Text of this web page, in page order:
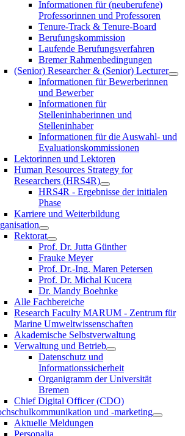
Informationen für (neuberufene)
Professorinnen und Professoren
Tenure-Track & Tenure-Board
Berufungskommission
Laufende Berufungsverfahren
Bremer Rahmenbedingungen
(Senior) Researcher & (Senior) Lecturer
Informationen für Bewerberinnen
und Bewerber
Informationen für
Stelleninhaberinnen und
Stelleninhaber
Informationen für die Auswahl- und
Evaluationskommissionen
Lektorinnen und Lektoren
Human Resources Strategy for
Researchers (HRS4R)
HRS4R - Ergebnisse der initialen
Phase
Karriere und Weiterbildung
Rektorat
Prof. Dr. Jutta Günther
Frauke Meyer
Prof. Dr.-Ing. Maren Petersen
Prof. Dr. Michal Kucera
Dr. Mandy Boehnke
Alle Fachbereiche
Research Faculty MARUM - Zentrum für
Marine Umweltwissenschaften
Akademische Selbstverwaltung
Verwaltung und Betrieb
Datenschutz und
Informationssicherheit
Organigramm der Universität
Bremen
Chief Digital Officer (CDO)
und -marketing
Aktuelle Meldungen
Personalia